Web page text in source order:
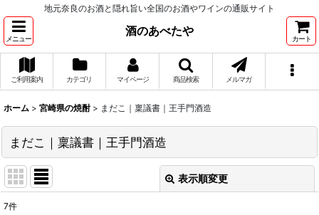
地元奈良のお酒と隠れ旨い全国のお酒やワインの通販サイト
メニュー
酒のあべたや
カート
ご利用案内 カテゴリ マイページ 商品検索 メルマガ
ホーム > 宮崎県の焼酎 > まだこ｜稟議書｜王手門酒造
まだこ｜稟議書｜王手門酒造
表示順変更
7件